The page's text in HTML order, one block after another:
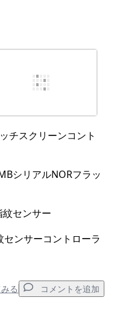
チスクリーンコント
シリアルNORフラッ
紋センサー
ンサーコントローラ
る コメントを追加